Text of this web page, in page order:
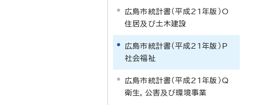
広島市統計書（平成21年版）O
住居及び土木建設
広島市統計書（平成21年版）P
社会福祉
広島市統計書（平成21年版）Q
衛生，公害及び環境事業